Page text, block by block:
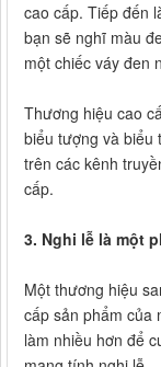
cao cấp. Tiếp đến
bạn sẽ nghĩ màu
một chiếc váy đen
Thương hiệu cao
biểu tượng và biểu
trên các kênh
cấp.
3. Nghi lễ là một
Một thương hiệu
cấp sản phẩm của
làm nhiều hơn để